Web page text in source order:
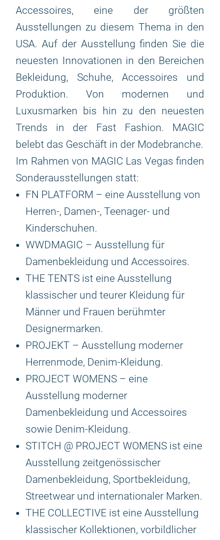
Accessoires, eine der größten
Ausstellungen zu diesem Thema in den
USA. Auf der Ausstellung finden Sie die
neuesten Innovationen in den Bereichen
Bekleidung, Schuhe, Accessoires und
Produktion. Von modernen und
Luxusmarken bis hin zu den neuesten
Trends in der Fast Fashion. MAGIC
belebt das Geschäft in der Modebranche.
Im Rahmen von MAGIC Las Vegas finden
Sonderausstellungen statt:
FN PLATFORM – eine Ausstellung von
Herren-, Damen-, Teenager- und
Kinderschuhen.
WWDMAGIC – Ausstellung für
Damenbekleidung und Accessoires.
THE TENTS ist eine Ausstellung
klassischer und teurer Kleidung für
Männer und Frauen berühmter
Designermarken.
PROJEKT – Ausstellung moderner
Herrenmode, Denim-Kleidung.
PROJECT WOMENS – eine
Ausstellung moderner
Damenbekleidung und Accessoires
sowie Denim-Kleidung.
STITCH @ PROJECT WOMENS ist eine
Ausstellung zeitgenössischer
Damenbekleidung, Sportbekleidung,
Streetwear und internationaler Marken.
THE COLLECTIVE ist eine Ausstellung
klassischer Kollektionen, vorbildlicher